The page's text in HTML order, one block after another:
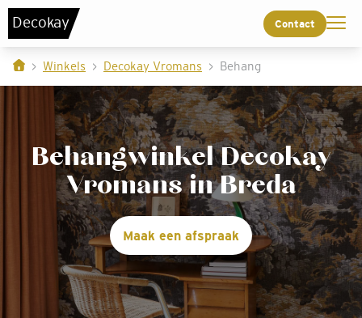
Decokay Contact
Winkels Decokay Vromans Behang
Behangwinkel Decokay
Vromans in Breda
Maak een afspraak